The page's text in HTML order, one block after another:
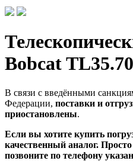
Bobcat TL35.70
В связи с введёнными
Федерации, поставки и
приостановлены.
Если вы хотите купить
качественный аналог.
позвоните по телефону